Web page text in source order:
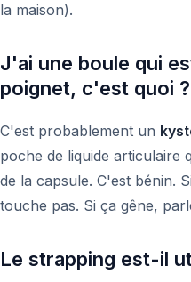
la maison).
J'ai une boule qui
poignet, c'est quoi ?
C'est probablement un
poche de liquide articulaire
de la capsule. C'est bénin.
touche pas. Si ça gêne,
Le strapping est-il